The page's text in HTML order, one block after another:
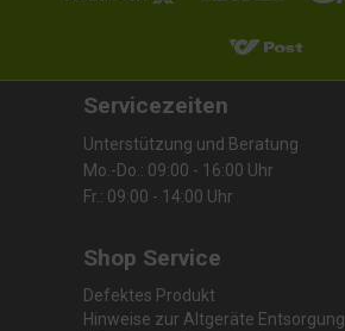
Servicezeiten
Unterstützung und Beratung
Mo.-Do.: 09:00 - 16:00 Uhr
Fr.: 09:00 - 14:00 Uhr
Shop Service
Defektes Produkt
Hinweise zur Altgeräte Entsorgung